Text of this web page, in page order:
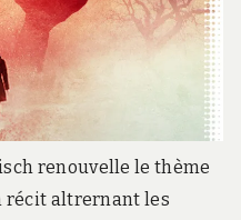
renouvelle le thème
récit altrernant les